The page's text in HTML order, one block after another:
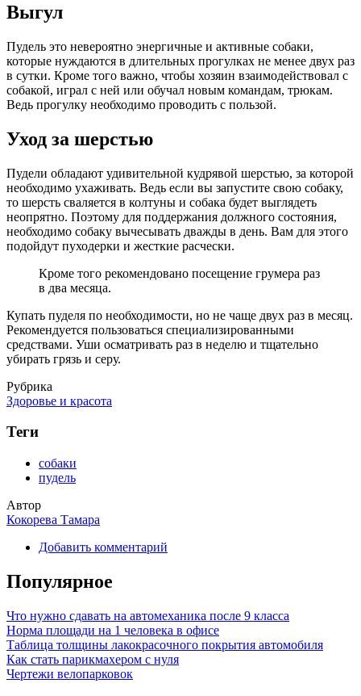
Выгул
Пудель это невероятно энергичные и активные собаки,
которые нуждаются в длительных прогулках не менее двух раз
в сутки. Кроме того важно, чтобы хозяин взаимодействовал с
собакой, играл с ней или обучал новым командам, трюкам.
Ведь прогулку необходимо проводить с пользой.
Уход за шерстью
Пудели обладают удивительной кудрявой шерстью, за которой
необходимо ухаживать. Ведь если вы запустите свою собаку,
то шерсть сваляется в колтуны и собака будет выглядеть
неопрятно. Поэтому для поддержания должного состояния,
необходимо собаку вычесывать дважды в день. Вам для этого
подойдут пуходерки и жесткие расчески.
Кроме того рекомендовано посещение грумера раз
в два месяца.
Купать пуделя по необходимости, но не чаще двух раз в месяц.
Рекомендуется пользоваться специализированными
средствами. Уши осматривать раз в неделю и тщательно
убирать грязь и серу.
Рубрика
Здоровье и красота
Теги
собаки
пудель
Автор
Кокорева Тамара
Добавить комментарий
Популярное
Что нужно сдавать на автомеханика после 9 класса
Норма площади на 1 человека в офисе
Таблица толщины лакокрасочного покрытия автомобиля
Как стать парикмахером с нуля
Чертежи велопарковок